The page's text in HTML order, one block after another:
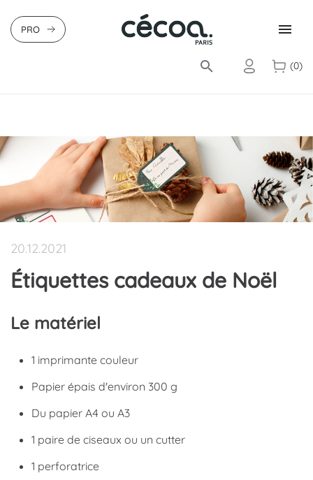

PRO
search (0)
20.12.2021
Étiquettes cadeaux de Noël
Le matériel
1 imprimante couleur
Papier épais d'environ 300 g
Du papier A4 ou A3
1 paire de ciseaux ou un cutter
1 perforatrice